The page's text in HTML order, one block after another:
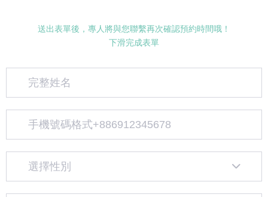
送出表單後，專人將與您聯繫再次確認預約時間哦！
下滑完成表單
選擇性別